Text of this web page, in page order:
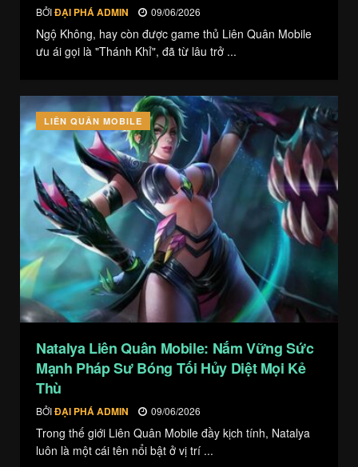
BỞIĐẠI PHÁ ADMIN 09/06/2026
Ngộ Không, hay còn được game thủ Liên Quân Mobile
ưu ái gọi là "Thánh Khỉ", đã từ lâu trở ...
LIÊN QUÂN MOBILE
Natalya Liên Quân Mobile: Nắm Vững Sức
Mạnh Pháp Sư Bóng Tối Hủy Diệt Mọi Kẻ
Thù
BỞIĐẠI PHÁ ADMIN 09/06/2026
Trong thế giới Liên Quân Mobile đầy kịch tính, Natalya
luôn là một cái tên nổi bật ở vị trí ...